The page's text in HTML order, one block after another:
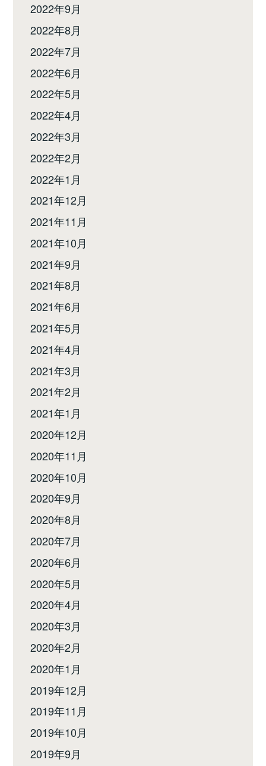
2022年9月
2022年8月
2022年7月
2022年6月
2022年5月
2022年4月
2022年3月
2022年2月
2022年1月
2021年12月
2021年11月
2021年10月
2021年9月
2021年8月
2021年6月
2021年5月
2021年4月
2021年3月
2021年2月
2021年1月
2020年12月
2020年11月
2020年10月
2020年9月
2020年8月
2020年7月
2020年6月
2020年5月
2020年4月
2020年3月
2020年2月
2020年1月
2019年12月
2019年11月
2019年10月
2019年9月